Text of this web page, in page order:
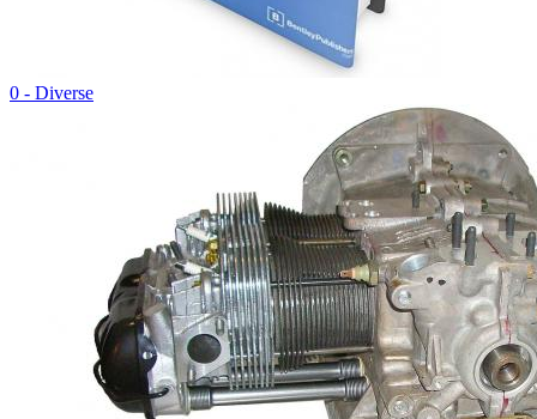
0 - Diverse